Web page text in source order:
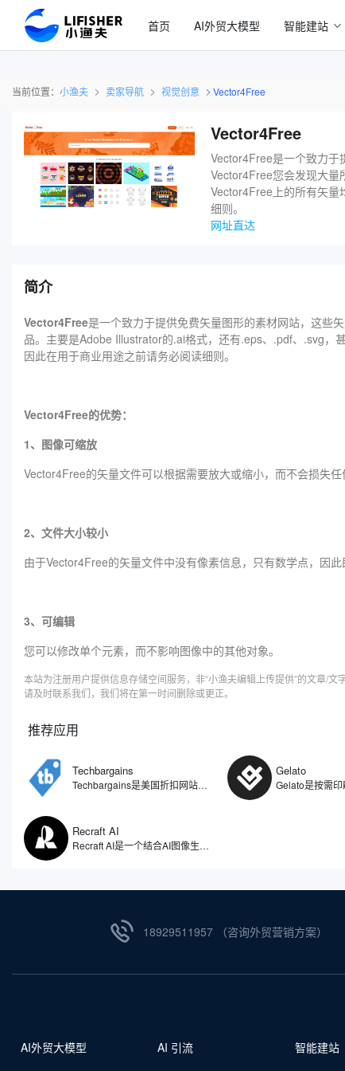
首页 AI外贸大模型 智能建站
当前位置： 小渔夫 卖家导航 视觉创意 Vector4Free
Vector4Free
Vector4Free是一个致力于
Vector4Free您会发现大量
Vector4Free上的所有矢量
细则。
网址直达
简介
Vector4Free是一个致力于提供免费矢量图形的素材网站，这些
品。主要是Adobe Illustrator的.ai格式，还有.eps、.pdf、.svg，
因此在用于商业用途之前请务必阅读细则。
Vector4Free的优势：
1、图像可缩放
Vector4Free的矢量文件可以根据需要放大或缩小，而不会损失任
2、文件大小较小
由于Vector4Free的矢量文件中没有像素信息，只有数学点，因
3、可编辑
您可以修改单个元素，而不影响图像中的其他对象。
本站为注册用户提供信息存储空间服务，非“小渔夫编辑上传提供”的文章/
请及时联系我们，我们将在第一时间删除或更正。
推荐应用
Techbargains
Techbargains是美国折扣网站，是美国主流的折扣网站之一，为消费者提供最优惠的价格和优惠券。主要汇集了互联网上的电子产品、家居用品以及其他各种类别商品的优惠券、折扣代码和特价促销信息。与其他折扣分享网站不同之处在于，Techbargains的内容是由网站编辑团队筛选并发布的，而非用户生成内容，意味着所有的优惠信息都是经过审核的专业团队挑选出来的。
Gelato
Recraft AI
Recraft AI是一个结合AI图像生成、矢量设计和品牌视觉管理的在线设计工具，它不仅可以生成图片，还可以直接输出SVG矢量图、品牌图标、UI设计元素以及营销素材，覆盖图标、插画、海报、产品原型、3D视觉等多种设计场景。相比一些偏向艺术创作的AI图像生成工具，Recraft AI更偏向商业设计和品牌设计领域。
18929511957 （咨询外贸营销方案）
AI外贸大模型 AI 引流 智能建站